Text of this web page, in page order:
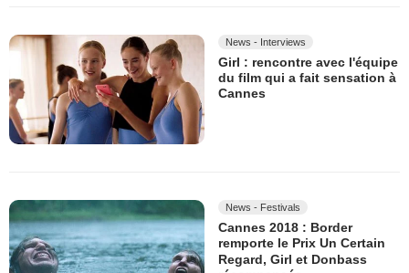
News - Interviews
Girl : rencontre avec l'équipe
du film qui a fait sensation à
Cannes
News - Festivals
Cannes 2018 : Border
remporte le Prix Un Certain
Regard, Girl et Donbass